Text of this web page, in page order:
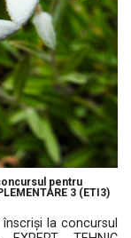
pentru
3 (ETI3)
la concursul